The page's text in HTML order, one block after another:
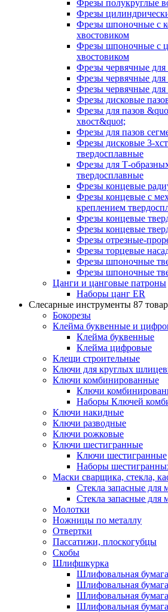
Фрезы полукруглые
Фрезы
Фрезы шпоночные с
хвостовиком
Фрезы шпоночные с
хвостовиком
Фрезы червячные для
Фрезы червячные для
Фрезы червячные
Фрезы дисковые
Фрезы для пазов
хвост&quot;
Фрезы для пазов
Фрезы дисковые 3-
твердосплавные
Фрезы для Т-
твердосплавные
Фрезы концевые
Фрезы концевые с
креплением
Фрезы концевые
Фрезы концевые
Фрезы отрезные-
Фрезы торцевые
Фрезы шпоночные
Фрезы шпоночные
Цанги и цанговые патроны
Наборы цанг ER
Слесарные инструменты 87
Бокорезы
Клейма буквенные и
Клейма буквенные
Клейма цифровые
Клещи строительные
Ключи для круглых
Ключи комбинированные
Ключи
Наборы Ключей
Ключи накидные
Ключи разводные
Ключи рожковые
Ключи шестигранные
Ключи шестигранные
Наборы
Маски сварщика, стекла,
Стекла запасные для
Стекла запасные для
Молотки
Ножницы по металлу
Отвертки
Пассатижи, плоскогубцы
Скобы
Шлифшкурка
Шлифовальная
Шлифовальная
Шлифовальная
Шлифовальная